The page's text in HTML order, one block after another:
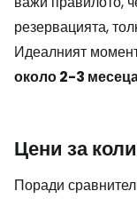
резервацията,
Идеалният
около 2-3
Цени за
Поради